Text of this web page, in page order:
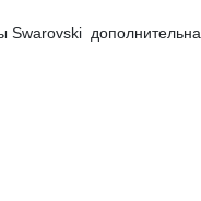
Swarovski